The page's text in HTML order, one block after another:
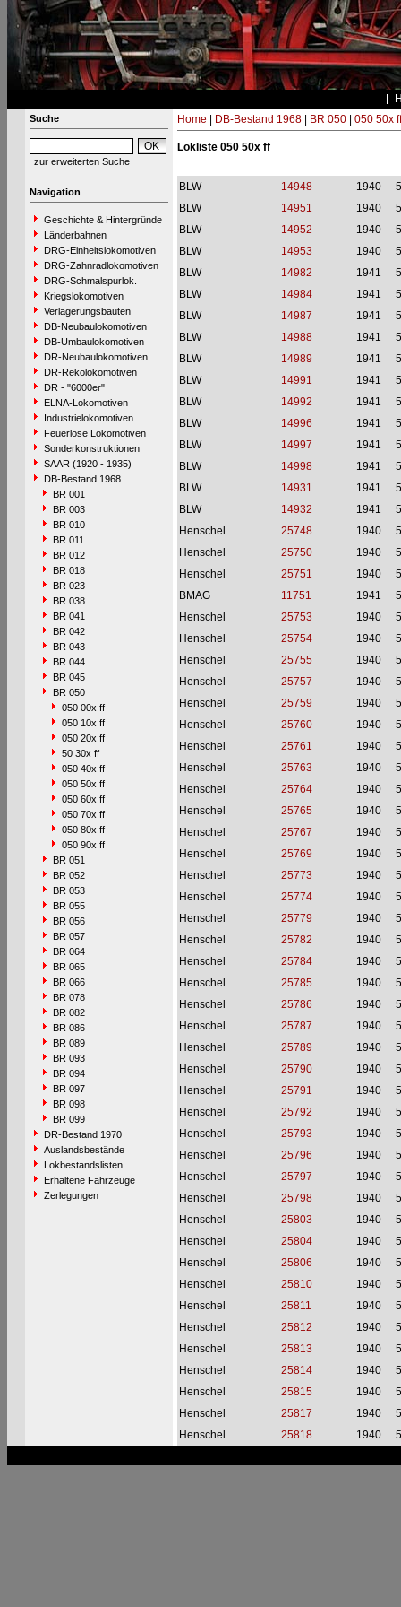
Suche
zur erweiterten Suche
Navigation
Geschichte & Hintergründe
Länderbahnen
DRG-Einheitslokomotiven
DRG-Zahnradlokomotiven
DRG-Schmalspurlok.
Kriegslokomotiven
Verlagerungsbauten
DB-Neubaulokomotiven
DB-Umbaulokomotiven
DR-Neubaulokomotiven
DR-Rekolokomotiven
DR - "6000er"
ELNA-Lokomotiven
Industrielokomotiven
Feuerlose Lokomotiven
Sonderkonstruktionen
SAAR (1920 - 1935)
DB-Bestand 1968
BR 001
BR 003
BR 010
BR 011
BR 012
BR 018
BR 023
BR 038
BR 041
BR 042
BR 043
BR 044
BR 045
BR 050
050 00x ff
050 10x ff
050 20x ff
50 30x ff
050 40x ff
050 50x ff
050 60x ff
050 70x ff
050 80x ff
050 90x ff
BR 051
BR 052
BR 053
BR 055
BR 056
BR 057
BR 064
BR 065
BR 066
BR 078
BR 082
BR 086
BR 089
BR 093
BR 094
BR 097
BR 098
BR 099
DR-Bestand 1970
Auslandsbestände
Lokbestandslisten
Erhaltene Fahrzeuge
Zerlegungen
Home DB-Bestand 1968| BR 050| 050 50x ff
Lokliste 050 50x ff
BLW 14948 1940
BLW
14951 1940
BLW
14952 1940
BLW
14953 1940
BLW
14982 1941
BLW
14984 1941
BLW
14987 1941
BLW
14988 1941
BLW
14989 1941
BLW
14991 1941
BLW
14992 1941
BLW
14996 1941
BLW
14997 1941
BLW
14998 1941
BLW
14931 1941
BLW
14932 1941
Henschel
25748 1940
Henschel
25750 1940
Henschel
25751 1940
BMAG
11751 1941
Henschel
25753 1940
Henschel
25754 1940
Henschel
25755 1940
Henschel
25757 1940
Henschel
25759 1940
Henschel
25760 1940
Henschel
25761 1940
Henschel
25763 1940
Henschel
25764 1940
Henschel
25765 1940
Henschel
25767 1940
Henschel
25769 1940
Henschel
25773 1940
Henschel
25774 1940
Henschel
25779 1940
Henschel
25782 1940
Henschel
25784 1940
Henschel
25785 1940
Henschel
25786 1940
Henschel
25787 1940
Henschel
25789 1940
Henschel
25790 1940
Henschel
25791 1940
Henschel
25792 1940
Henschel
25793 1940
Henschel
25796 1940
Henschel
25797 1940
Henschel
25798 1940
Henschel
25803 1940
Henschel
25804 1940
Henschel
25806 1940
Henschel
25810 1940
Henschel
25811 1940
Henschel
25812 1940
Henschel
25813 1940
Henschel
25814 1940
Henschel
25815 1940
Henschel
25817 1940
Henschel
25818 1940